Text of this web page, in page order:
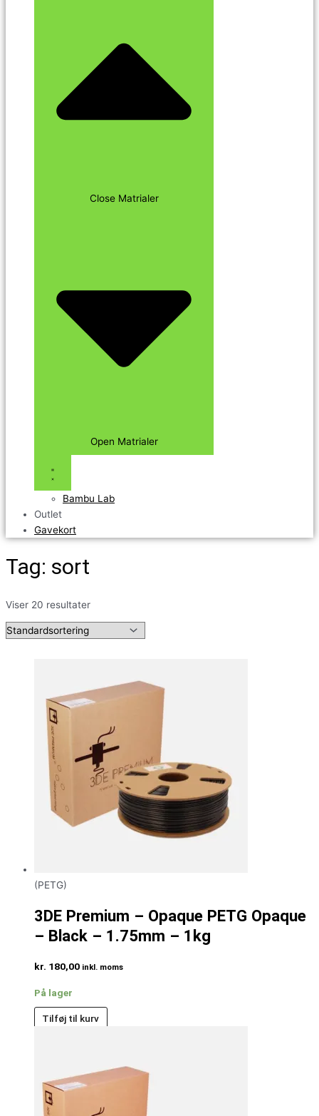
Close Matrialer
Open Matrialer
Bambu Lab
Outlet
Gavekort
Tag: sort
Viser 20 resultater
(PETG)
3DE Premium – Opaque PETG Opaque
– Black – 1.75mm – 1kg
kr. 180,00 inkl. moms
På lager
Tilføj til kurv